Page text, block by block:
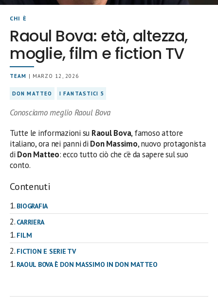
CHI È
Raoul Bova: età, altezza,
moglie, film e fiction TV
TEAM | MARZO 12, 2026
DON MATTEO I FANTASTICI 5
Conosciamo meglio Raoul Bova
Tutte le informazioni su Raoul Bova, famoso attore
italiano, ora nei panni di Don Massimo, nuovo protagonista
di Don Matteo: ecco tutto ciò che c’è da sapere sul suo
conto.
Contenuti
BIOGRAFIA
CARRIERA
FILM
FICTION E SERIE TV
RAOUL BOVA È DON MASSIMO IN DON MATTEO